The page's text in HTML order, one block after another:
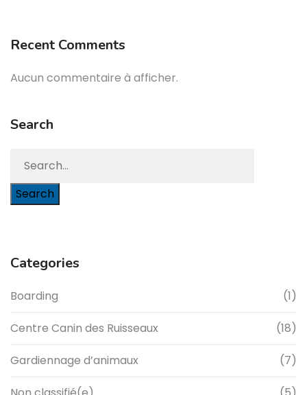
Recent Comments
Aucun commentaire à afficher.
Search
Search
Categories
Boarding (1)
Centre Canin des Ruisseaux (18)
Gardiennage d’animaux (7)